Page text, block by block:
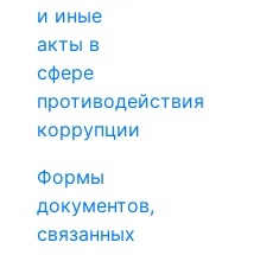
и иные
акты в
сфере
противодействия
коррупции
Формы
документов,
связанных